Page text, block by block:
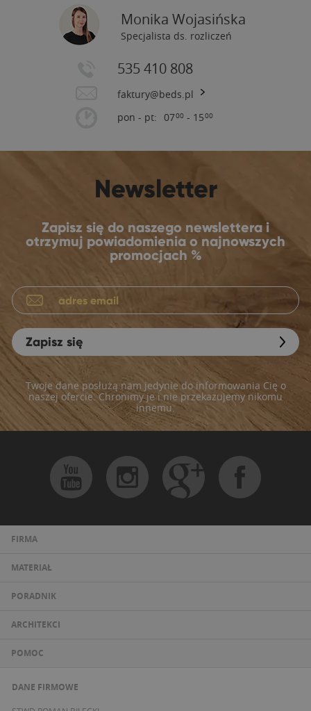
Monika Wojasińska
Specjalista ds. rozliczeń
535 410 808
faktury@beds.pl
pon - pt: 0700 - 1500
Newsletter
Zapisz się do naszego newslettera i
otrzymuj powiadomienia o najnowszych
promocjach %
Zapisz się
Twoje dane posłużą nam jedynie do informowania Cię o
naszej ofercie. Chronimy je i nie przekazujemy nikomu
innemu.
FIRMA
MATERIAŁ
PORADNIK
ARCHITEKCI
POMOC
DANE FIRMOWE